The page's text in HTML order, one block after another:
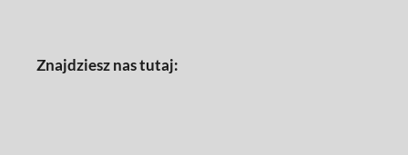
Znajdziesz nas tutaj: